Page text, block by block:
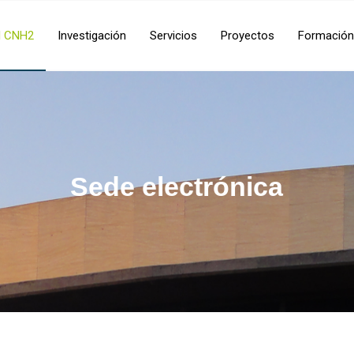
CNH2 Investigación Servicios Proyectos Formación
Sede electrónica